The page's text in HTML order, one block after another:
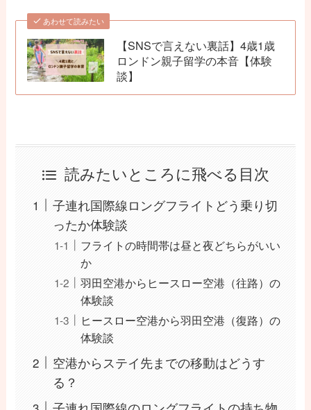
あわせて読みたい
【SNSで言えない裏話】4歳1歳
ロンドン親子留学の本音【体験
談】
読みたいところに飛べる目次
子連れ国際線ロングフライトどう乗り切
ったか体験談
フライトの時間帯は昼と夜どちらがいい
か
羽田空港からヒースロー空港（往路）の
体験談
ヒースロー空港から羽田空港（復路）の
体験談
空港からステイ先までの移動はどうす
る？